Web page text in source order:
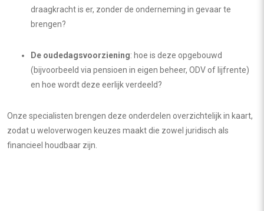
draagkracht is er, zonder de onderneming in gevaar te
brengen?
De oudedagsvoorziening: hoe is deze opgebouwd
(bijvoorbeeld via pensioen in eigen beheer, ODV of lijfrente)
en hoe wordt deze eerlijk verdeeld?
Onze specialisten brengen deze onderdelen overzichtelijk in kaart,
zodat u weloverwogen keuzes maakt die zowel juridisch als
financieel houdbaar zijn.